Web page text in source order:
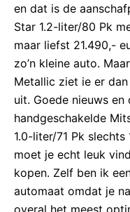
en dat is de
Star 1.2-liter/80 Pk
maar liefst 21.490,-
zo’n kleine auto.
Metallic ziet ie er
uit. Goede nieuws
handgeschakelde
1.0-liter/71 Pk
moet je echt leuk
kopen. Zelf ben ik
automaat omdat je
overal het meest